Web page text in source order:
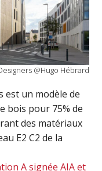
@Hugo Hébrard
est un modèle de
bois pour 75% de
des matériaux
E2 C2 de la
A signée AIA et